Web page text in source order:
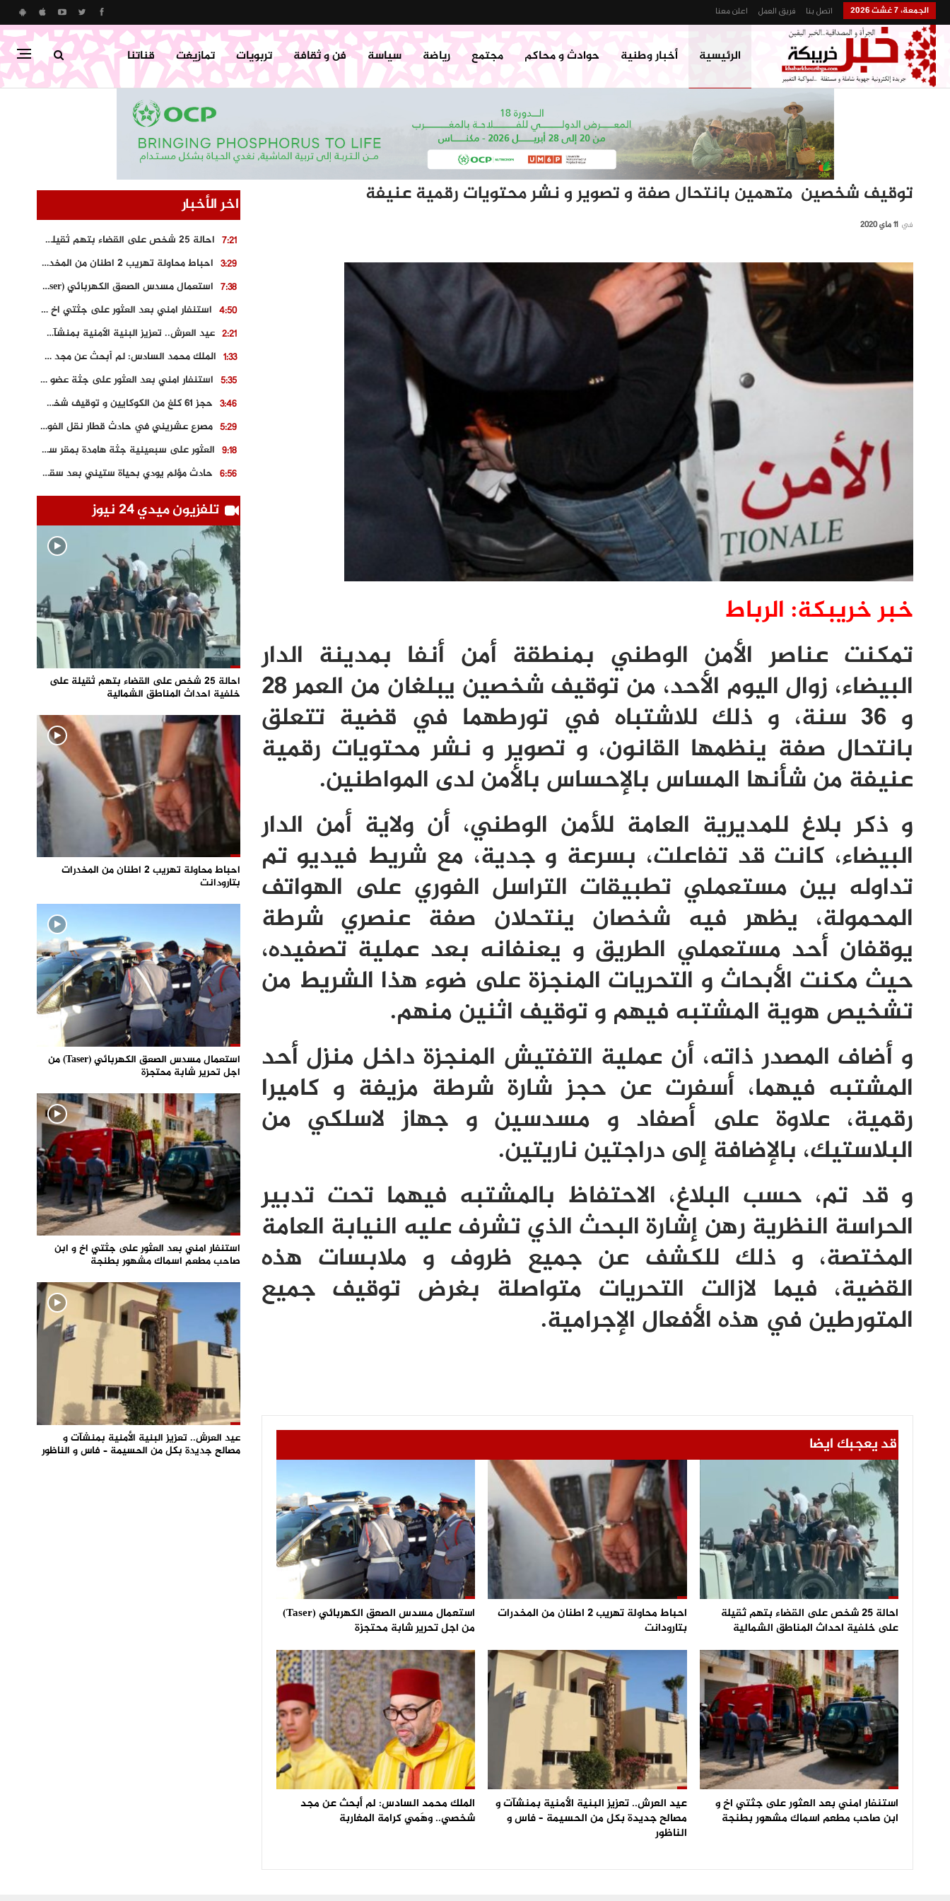
الجمعة، 7 غشت 2026 اتصل بنا فريق العمل اعلن معنا
الرئيسية أخبار وطنية حوادث و محاكم مجتمع رياضة سياسة فن و ثقافة تربويات تمازيغت قناتنا
توقيف شخصين متهمين بانتحال صفة و تصوير و نشر محتويات رقمية عنيفة
في 11 ماي 2020
خبر خريبكة: الرباط
تمكنت عناصر الأمن الوطني بمنطقة أمن أنفا بمدينة الدار
البيضاء، زوال اليوم الأحد، من توقيف شخصين يبلغان من العمر 28
و 36 سنة، و ذلك للاشتباه في تورطهما في قضية تتعلق
بانتحال صفة ينظمها القانون، و تصوير و نشر محتويات رقمية
عنيفة من شأنها المساس بالإحساس بالأمن لدى المواطنين.
و ذكر بلاغ للمديرية العامة للأمن الوطني، أن ولاية أمن الدار
البيضاء، كانت قد تفاعلت، بسرعة و جدية، مع شريط فيديو تم
تداوله بين مستعملي تطبيقات التراسل الفوري على الهواتف
المحمولة، يظهر فيه شخصان ينتحلان صفة عنصري شرطة
يوقفان أحد مستعملي الطريق و يعنفانه بعد عملية تصفيده،
حيث مكنت الأبحاث و التحريات المنجزة على ضوء هذا الشريط من
تشخيص هوية المشتبه فيهم و توقيف اثنين منهم.
و أضاف المصدر ذاته، أن عملية التفتيش المنجزة داخل منزل أحد
المشتبه فيهما، أسفرت عن حجز شارة شرطة مزيفة و كاميرا
رقمية، علاوة على أصفاد و مسدسين و جهاز لاسلكي من
البلاستيك، بالإضافة إلى دراجتين ناريتين.
و قد تم، حسب البلاغ، الاحتفاظ بالمشتبه فيهما تحت تدبير
الحراسة النظرية رهن إشارة البحث الذي تشرف عليه النيابة العامة
المختصة، و ذلك للكشف عن جميع ظروف و ملابسات هذه
القضية، فيما لازالت التحريات متواصلة بغرض توقيف جميع
المتورطين في هذه الأفعال الإجرامية.
قد يعجبك ايضا
احالة 25 شخص على القضاء بتهم ثقيلة
على خلفية احداث المناطق الشمالية
احباط محاولة تهريب 2 اطنان من المخدرات
بتارودانت
استعمال مسدس الصعق الكهربائي (Taser)
من اجل تحرير شابة محتجزة
استنفار امني بعد العثور على جثتي اخ و
ابن صاحب مطعم اسماك مشهور بطنجة
عيد العرش.. تعزيز البنية الأمنية بمنشآت و
مصالح جديدة بكل من الحسيمة – فاس و
الناظور
الملك محمد السادس: لم أبحث عن مجد
شخصي.. وهَمي كرامة المغاربة
اخر الأخبار
7:21
احالة 25 شخص على القضاء بتهم ثقيلة على خلفية احداث المناطق الشمالية
3:29
احباط محاولة تهريب 2 اطنان من المخدرات بتارودانت
7:38
استعمال مسدس الصعق الكهربائي (Taser) من اجل تحرير شابة محتجزة
4:50
استنفار امني بعد العثور على جثتي اخ و ابن صاحب مطعم اسماك مشهور بطنجة
2:21
عيد العرش.. تعزيز البنية الأمنية بمنشآت و مصالح جديدة بكل من الحسيمة – فاس و الناظور
1:33
الملك محمد السادس: لم أبحث عن مجد شخصي.. وهَمي كرامة المغاربة
5:35
استنفار امني بعد العثور على جثة عضو سابق في حزب المصباح بالقنيطرة..
3:46
حجز 61 كلغ من الكوكايين و توقيف شخصين بالكركرات
5:29
مصرع عشريني في حادث قطار نقل الفوسفاط..
9:18
العثور على سبعينية جثة هامدة بمقر سكناها بمراكش
6:56
حادث مؤلم يودي بحياة ستيني بعد سقوطه في فرن تقليدي “للجير”
3:02
مصرع شابة ثلاثينية إثر سقوط سيارتها من منحدر خطير بالجرف الأصفر
3:04
6:42
العثور على جثة سبعيني مدفونة بعد أسابيع من اختفائه الغامض
4:40
تلفزيون ميدي 24 نيوز
احالة 25 شخص على القضاء بتهم ثقيلة على
خلفية احداث المناطق الشمالية
احباط محاولة تهريب 2 اطنان من المخدرات
بتارودانت
استعمال مسدس الصعق الكهربائي (Taser) من
اجل تحرير شابة محتجزة
استنفار امني بعد العثور على جثتي اخ و ابن
صاحب مطعم اسماك مشهور بطنجة
عيد العرش.. تعزيز البنية الأمنية بمنشآت و
مصالح جديدة بكل من الحسيمة – فاس و الناظور